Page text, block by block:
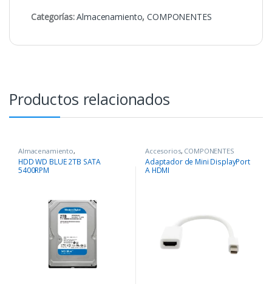
Categorías:Almacenamiento,COMPONENTES
Productos relacionados
Almacenamiento,
COMPONENTES
HDD WD BLUE 2TB SATA
5400RPM
Accesorios, COMPONENTES
Adaptador de Mini DisplayPort
A HDMI